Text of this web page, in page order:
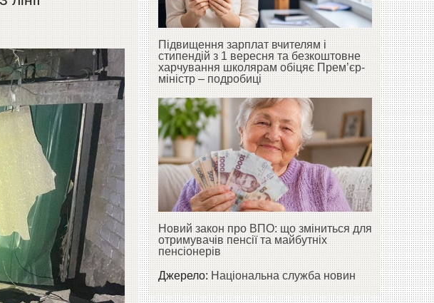
Підвищення зарплат вчителям і
стипендій з 1 вересня та безкоштовне
харчування школярам обіцяє Прем’єр-
міністр – подробиці
Новий закон про ВПО: що зміниться для
отримувачів пенсії та майбутніх
пенсіонерів
Джерело:Національна служба новин